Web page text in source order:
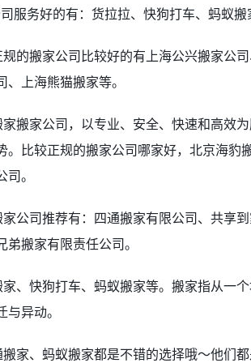
服务好的有：货拉拉、快狗打车、蚂蚁搬
的搬家公司比较好的有上海公兴搬家公
、上海熊猫搬家等。
搬家公司，以专业、安全、快速和高效
。比较正规的搬家公司哪家好，北京海
。
公司推荐有：四通搬家有限公司、共享
弟搬家有限责任公司。
、快狗打车、蚂蚁搬家等。搬家指从一
与异动。
家、蚂蚁搬家都是不错的选择哦～他们